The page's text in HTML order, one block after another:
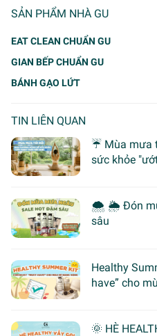
SẢN PHẨM NHÀ GU
EAT CLEAN CHUẨN GU
GIAN BẾP CHUẨN GU
BÁNH GẠO LỨT
TIN LIÊN QUAN
☔ Mùa mưa
sức khỏe
🌨 🌦 Đón
sâu
Healthy
have” cho
🌞 HÈ